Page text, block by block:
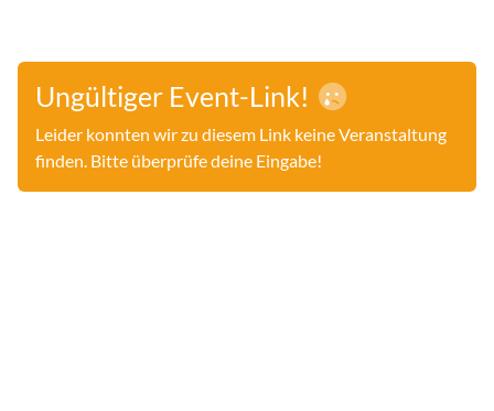
Ungültiger Event-Link!
Leider konnten wir zu diesem Link keine Veranstaltung
finden. Bitte überprüfe deine Eingabe!